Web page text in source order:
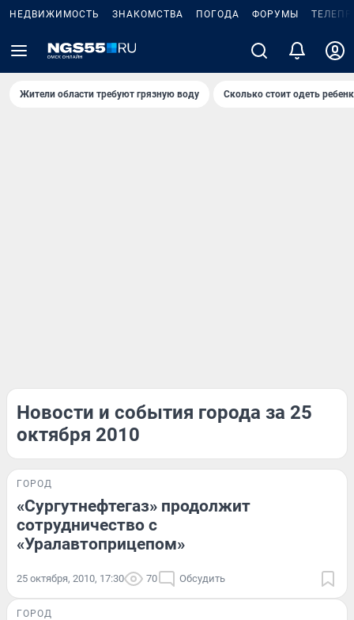
НЕДВИЖИМОСТЬ ЗНАКОМСТВА ПОГОДА ФОРУМЫ
Жители области требуют грязную воду Сколько стоит одеть
Новости и события города за 25
октября 2010
ГОРОД
«Сургутнефтегаз» продолжит
сотрудничество с
«Уралавтоприцепом»
25 октября, 2010, 17:30 70 Обсудить
ГОРОД